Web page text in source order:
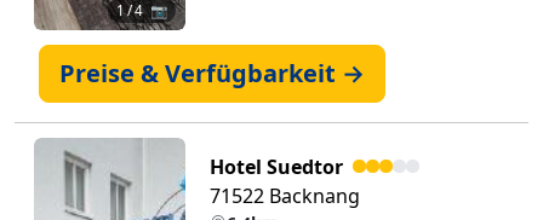
1/ 4 📷
Preise & Verfügbarkeit →
Hotel Suedtor
71522 Backnang